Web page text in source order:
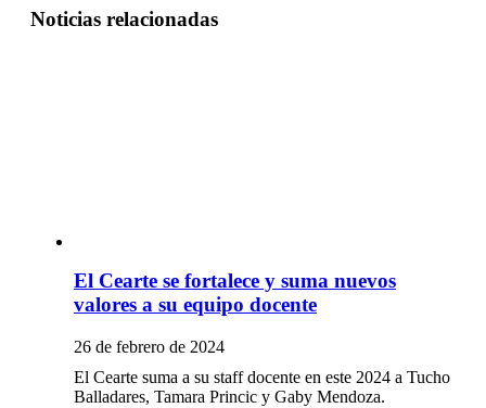
Noticias relacionadas
El Cearte se fortalece y suma nuevos
valores a su equipo docente
26 de febrero de 2024
El Cearte suma a su staff docente en este 2024 a Tucho
Balladares, Tamara Princic y Gaby Mendoza.